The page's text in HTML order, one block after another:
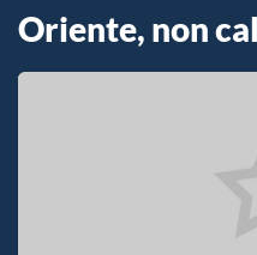
Oriente, non